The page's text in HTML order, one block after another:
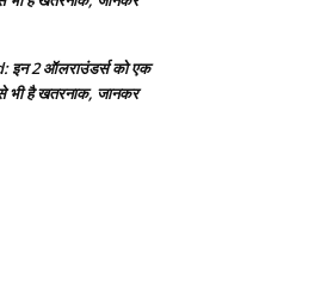
2 ऑलराउंडर्स को एक
भी है खतरनाक, जानकर